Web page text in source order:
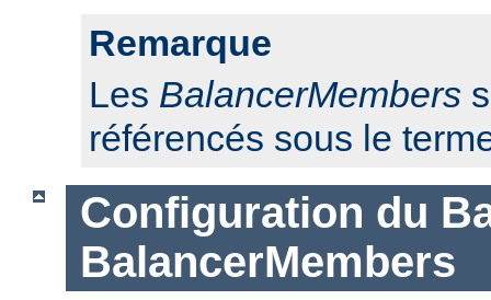
Remarque
Les BalancerMembers
référencés sous le
Configuration du
BalancerMembers